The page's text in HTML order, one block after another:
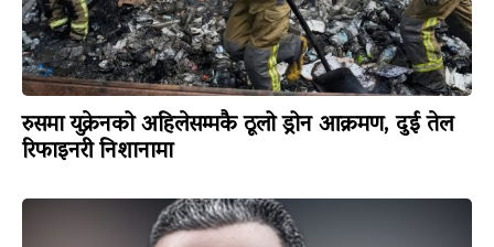
रुसमा युक्रेनको अहिलेसम्मकै ठूलो ड्रोन आक्रमण, दुई तेल
रिफाइनरी निशानामा